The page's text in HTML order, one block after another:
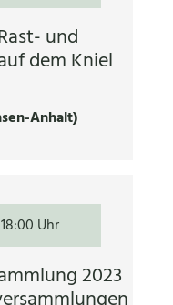
und
dem Kniel
Anhalt)
18:00 Uhr
2023